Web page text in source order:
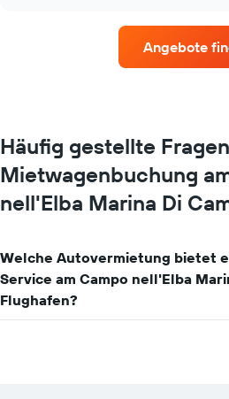
1
X-
Achse
Mietwagenanbietern.
hat
1
Y-
Achse,
die
Angebote
Häufig gestellte
Mietwagenbuchung
nell'Elba Marina Di
Welche Autovermietung bietet
Service am Campo nell'Elba
Flughafen?